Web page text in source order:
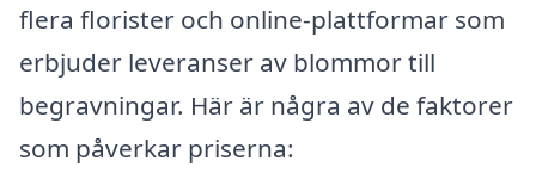
flera florister och online-plattformar som
erbjuder leveranser av blommor till
begravningar. Här är några av de faktorer
som påverkar priserna: